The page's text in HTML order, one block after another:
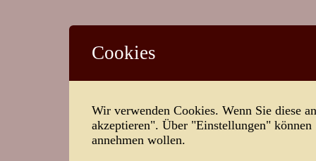
Cookies
Wir verwenden Cookies. Wenn Sie diese
akzeptieren". Über "Einstellungen"
annehmen wollen.